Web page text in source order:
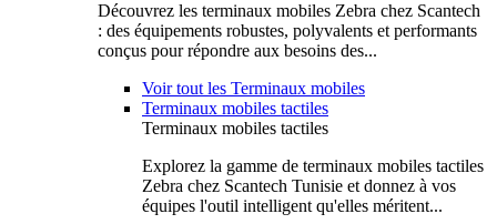
Découvrez les terminaux mobiles Zebra chez Scantech
: des équipements robustes, polyvalents et performants
conçus pour répondre aux besoins des...
Voir tout les Terminaux mobiles
Terminaux mobiles tactiles
Terminaux mobiles tactiles
Explorez la gamme de terminaux mobiles tactiles
Zebra chez Scantech Tunisie et donnez à vos
équipes l'outil intelligent qu'elles méritent...